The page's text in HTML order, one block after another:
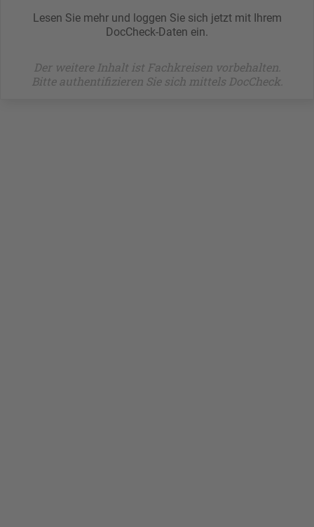
Lesen Sie mehr und loggen Sie sich jetzt mit Ihrem
DocCheck-Daten ein.
Der weitere Inhalt ist Fachkreisen vorbehalten.
Bitte authentifizieren Sie sich mittels DocCheck.